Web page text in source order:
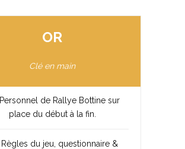
OR
Clé en main
Personnel de Rallye Bottine sur
place du début à la fin.
Règles du jeu, questionnaire &